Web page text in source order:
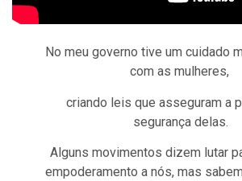
No meu governo tive um cuidado
com as mulheres,
criando leis que asseguram a
segurança delas.
Alguns movimentos dizem lutar
empoderamento a nós, mas